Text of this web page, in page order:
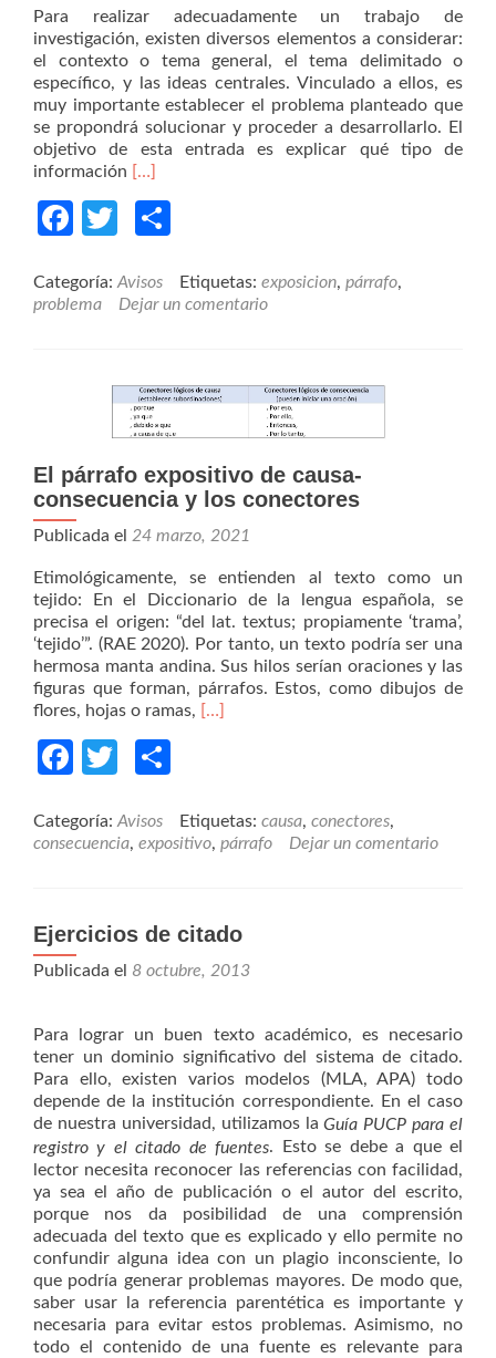
Para realizar adecuadamente un trabajo de
investigación, existen diversos elementos a considerar:
el contexto o tema general, el tema delimitado o
específico, y las ideas centrales. Vinculado a ellos, es
muy importante establecer el problema planteado que
se propondrá solucionar y proceder a desarrollarlo. El
objetivo de esta entrada es explicar qué tipo de
información Read
about
¿Cómo
un
problema?
[…]
Facebook
Twitter
Categoría:Avisos Etiquetas: exposicion, párrafo,
problema
Dejar un comentario
El párrafo expositivo de causa-
consecuencia y los conectores
Publicada el 24 marzo, 2021
Etimológicamente, se entienden al texto como un
tejido: En el Diccionario de la lengua española, se
precisa el origen: “del lat. textus; propiamente ‘trama’,
‘tejido’”. (RAE 2020). Por tanto, un texto podría ser una
hermosa manta andina. Sus hilos serían oraciones y las
figuras que forman, párrafos. Estos, como dibujos de
flores, hojas o ramas, Read
expositivo
de
los
[…]
Facebook
Twitter
Categoría:Avisos Etiquetas: causa, conectores,
consecuencia, expositivo, párrafo Dejar un comentario
Ejercicios de citado
Publicada el 8 octubre, 2013
Para lograr un buen texto académico, es necesario
tener un dominio significativo del sistema de citado.
Para ello, existen varios modelos (MLA, APA) todo
depende de la institución correspondiente. En el caso
de nuestra universidad, utilizamos laGuía PUCP para el
registro y el citado de fuentes. Esto se debe a que el
lector necesita reconocer las referencias con facilidad,
ya sea el año de publicación o el autor del escrito,
porque nos da posibilidad de una comprensión
adecuada del texto que es explicado y ello permite no
confundir alguna idea con un plagio inconsciente, lo
que podría generar problemas mayores. De modo que,
saber usar la referencia parentética es importante y
necesaria para evitar estos problemas. Asimismo, no
todo el contenido de una fuente es relevante para